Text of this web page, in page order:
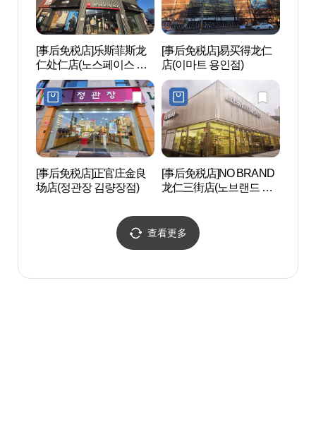
[事后免税店]乐斯菲斯龙
仁处仁店(노스페이스 용
인처인점)
[事后免税店]易买得龙仁
店(이마트 용인점)
[事后免税店]正官庄金良
场店(정관장 김량장점)
[事后免税店]NO BRAND
龙仁三街店(노브랜드 용
查看更多